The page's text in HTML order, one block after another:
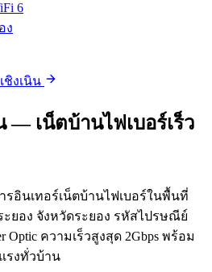
6
ง
ชิงเนิน
— เน็ตบ้านไฟเบอร์เร็ว
รอินเทอร์เน็ตบ้านไฟเบอร์ในพื้นที่
ะยอง จังหวัดระยอง รหัสไปรษณีย์
Optic ความเร็วสูงสุด 2Gbps พร้อม
รงทั่วบ้าน